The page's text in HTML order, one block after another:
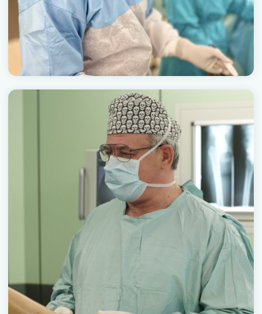
НЕОБХОДИМО
ПРОКОНСУЛЬТИРОВАТЬСЯ
СО СПЕЦИАЛИСТОМ